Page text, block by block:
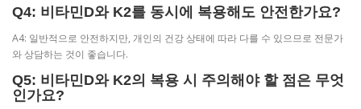
Q4: 비타민D와 K2를 동시에 복용해도 안전한가요?
A4: 일반적으로 안전하지만, 개인의 건강 상태에 따라 다를 수 있으므로 전문가
와 상담하는 것이 좋습니다.
Q5: 비타민D와 K2의 복용 시 주의해야 할 점은 무엇
인가요?